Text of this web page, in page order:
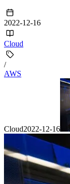
2022-12-16
Cloud
/
AWS
Cloud2022-12-16